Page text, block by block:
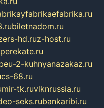
biletnadom.ru
hd.ruz-host.ru
2-kuhnyanazakaz.ru
cs-68.ru
mir-tk.ruvlknrussia.ru
seks.rubankaribi.ru